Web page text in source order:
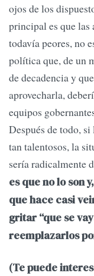
ojos de los
principal es que las
todavía peores, no
política que, de un
de decadencia y
aprovecharla,
equipos
Después de todo,
tan talentosos, la
sería radicalmente
es que no lo son
que hace casi
gritar “que se
reemplazarlos
(Te puede